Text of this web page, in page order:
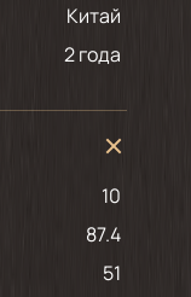
Китай
2 года
10
87.4
51